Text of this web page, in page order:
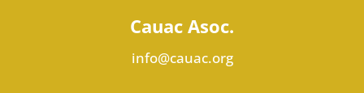
Cauac Asoc.
info@cauac.org